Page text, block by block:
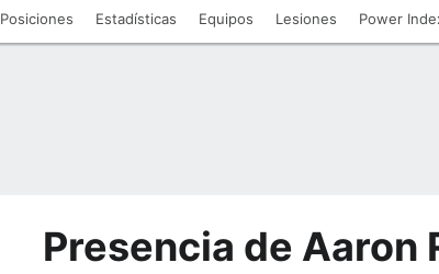
Posiciones Estadísticas Equipos Lesiones Power
Presencia de Aaron